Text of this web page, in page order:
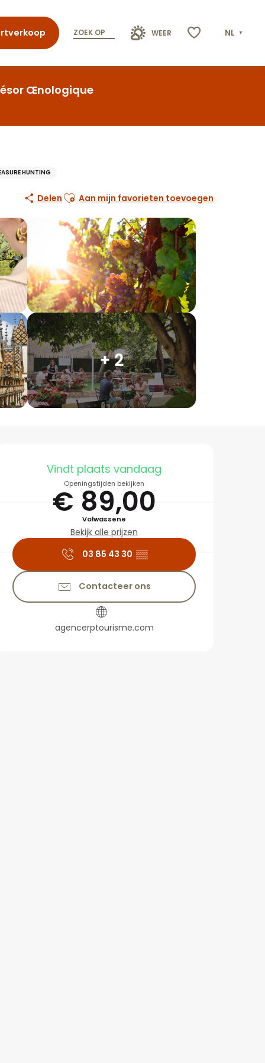
ZOEK OP WEER NL
Œnologique
HUNTING
Delen Ajouter aux favoris
Aan mijn favorieten toevoegen
+ 2
en
Vindt plaats vandaag
Openingstijden bekijken
€ 89,00
Volwassene
Bekijk alle prijzen
03 85 43 30 ▒▒
Contacteer ons
agencerptourisme.com